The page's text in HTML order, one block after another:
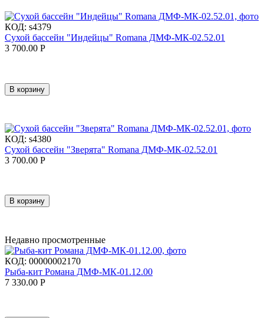
КОД: s4379
Сухой бассейн "Индейцы" Romana ДМФ-МК-02.52.01
3 700.00 Р
В корзину
КОД: s4380
Сухой бассейн "Зверята" Romana ДМФ-МК-02.52.01
3 700.00 Р
В корзину
Недавно просмотренные
КОД: 00000002170
Рыба-кит Романа ДМФ-МК-01.12.00
7 330.00 Р